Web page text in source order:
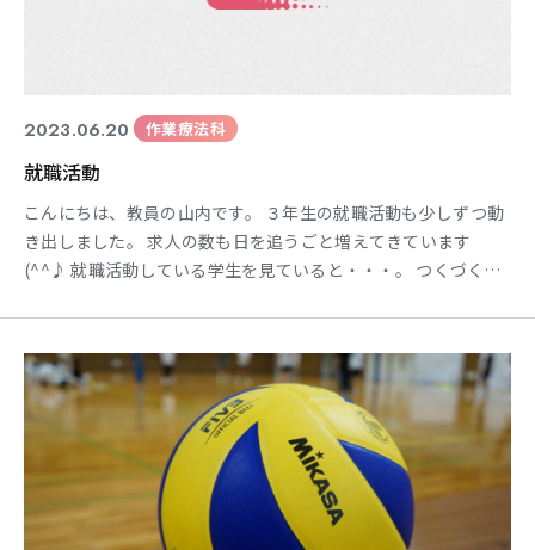
2023.06.20 作業療法科
就職活動
こんにちは、教員の山内です。 ３年生の就職活動も少しずつ動
き出しました。 求人の数も日を追うごと増えてきています
(^^♪ 就職活動している学生を見ていると・・・。 つくづく、
院や施設に見学に行き エントリーしていきます。 希望していた
職場も毎年求人が出るわけではありませんし、 どの